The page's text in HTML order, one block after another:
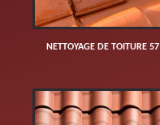
NETTOYAGE DE TOITURE 57